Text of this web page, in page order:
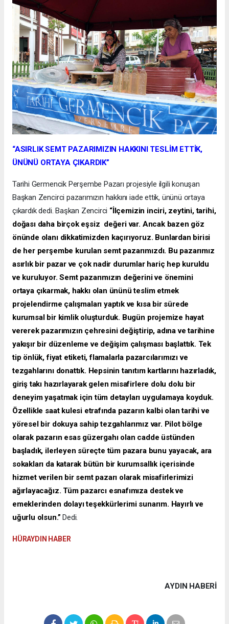
“ASIRLIK SEMT PAZARIMIZIN HAKKINI TESLİM ETTİK,
ÜNÜNÜ ORTAYA ÇIKARDIK”
Tarihi Germencik Perşembe Pazarı projesiyle ilgili konuşan
Başkan Zencirci pazarımızın hakkını iade ettik, ününü ortaya
çıkardık dedi. Başkan Zencirci “İlçemizin inciri, zeytini, tarihi,
doğası daha birçok eşsiz değeri var. Ancak bazen göz
önünde olanı dikkatimizden kaçırıyoruz. Bunlardan birisi
de her perşembe kurulan semt pazarımızdı. Bu pazarımız
asırlık bir pazar ve çok nadir durumlar hariç hep kuruldu
ve kuruluyor. Semt pazarımızın değerini ve önemini
ortaya çıkarmak, hakkı olan ününü teslim etmek
projelendirme çalışmaları yaptık ve kısa bir sürede
kurumsal bir kimlik oluşturduk. Bugün projemize hayat
vererek pazarımızın çehresini değiştirip, adına ve tarihine
yakışır bir düzenleme ve değişim çalışması başlattık. Tek
tip önlük, fiyat etiketi, flamalarla pazarcılarımızı ve
tezgahlarını donattık. Hepsinin tanıtım kartlarını hazırladık,
giriş takı hazırlayarak gelen misafirlere dolu dolu bir
deneyim yaşatmak için tüm detayları uygulamaya koyduk.
Özellikle saat kulesi etrafında pazarın kalbi olan tarihi ve
yöresel bir dokuya sahip tezgahlarımız var. Pilot bölge
olarak pazarın esas güzergahı olan cadde üstünden
başladık, ilerleyen süreçte tüm pazara bunu yayacak, ara
sokakları da katarak bütün bir kurumsallık içerisinde
hizmet verilen bir semt pazarı olarak misafirlerimizi
ağırlayacağız. Tüm pazarcı esnafımıza destek ve
emeklerinden dolayı teşekkürlerimi sunarım. Hayırlı ve
uğurlu olsun.” Dedi.
HÜRAYDIN HABER
AYDIN HABERİ